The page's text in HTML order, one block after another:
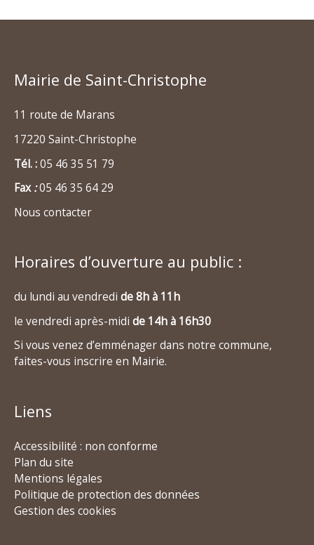
Mairie de Saint-Christophe
11 route de Marans
17220 Saint-Christophe
Tél. :05 46 35 51 79
Fax:05 46 35 64 29
Nous contacter
Horaires d’ouverture au public :
du lundi au vendredi de 8h à 11h
le vendredi après-midi de 14h à 16h30
Si vous venez d’emménager dans notre commune,
faites-vous inscrire en Mairie.
Liens
Accessibilité : non conforme
Plan du site
Mentions légales
Politique de protection des données
Gestion des cookies